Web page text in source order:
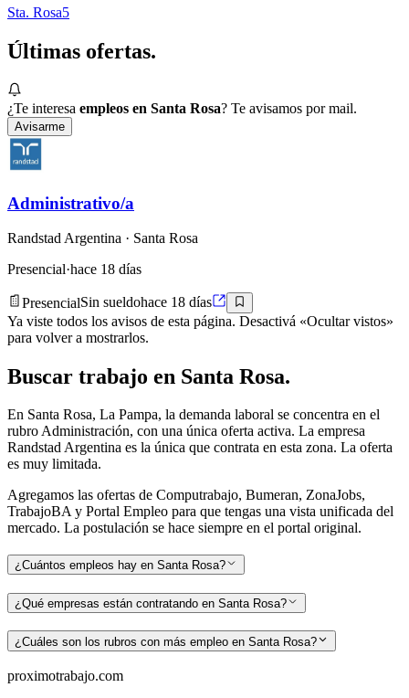
Sta. Rosa5
Últimas ofertas.
¿Te interesa empleos en Santa Rosa? Te avisamos por mail.
Avisarme
Administrativo/a
Randstad Argentina · Santa Rosa
Presencial·hace 18 días
PresencialSin sueldohace 18 días
Ya viste todos los avisos de esta página. Desactivá «Ocultar vistos»
para volver a mostrarlos.
Buscar trabajo en Santa Rosa.
En Santa Rosa, La Pampa, la demanda laboral se concentra en el
rubro Administración, con una única oferta activa. La empresa
Randstad Argentina es la única que contrata en esta zona. La oferta
es muy limitada.
Agregamos las ofertas de Computrabajo, Bumeran, ZonaJobs,
TrabajoBA y Portal Empleo para que tengas una vista unificada del
mercado. La postulación se hace siempre en el portal original.
¿Cuántos empleos hay en Santa Rosa?
¿Qué empresas están contratando en Santa Rosa?
¿Cuáles son los rubros con más empleo en Santa Rosa?
proximotrabajo.com